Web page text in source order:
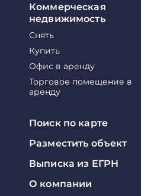
Коммерческая
недвижимость
Снять
Купить
Офис в аренду
Торговое помещение в
аренду
Поиск по карте
Разместить объект
Выписка из ЕГРН
О компании